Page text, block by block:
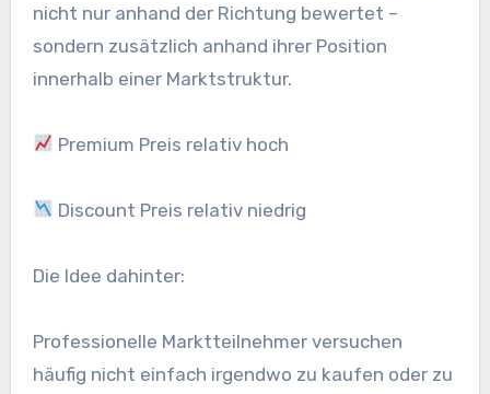
nicht nur anhand der Richtung bewertet –
sondern zusätzlich anhand ihrer Position
innerhalb einer Marktstruktur.
Premium Preis relativ hoch
Discount Preis relativ niedrig
Die Idee dahinter:
Professionelle Marktteilnehmer versuchen
häufig nicht einfach irgendwo zu kaufen oder zu